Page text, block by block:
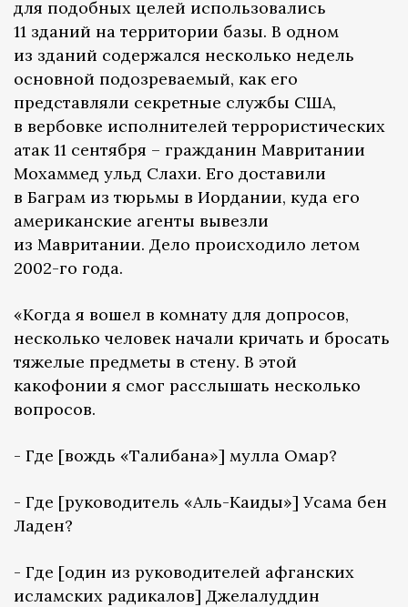
для подобных целей использовались
11 зданий на территории базы. В одном
из зданий содержался несколько недель
основной подозреваемый, как его
представляли секретные службы США,
в вербовке исполнителей террористических
атак 11 сентября – гражданин Мавритании
Мохаммед ульд Слахи. Его доставили
в Баграм из тюрьмы в Иордании, куда его
американские агенты вывезли
из Мавритании. Дело происходило летом
2002-го года.
«Когда я вошел в комнату для допросов,
несколько человек начали кричать и бросать
тяжелые предметы в стену. В этой
какофонии я смог расслышать несколько
вопросов.
- Где [вождь «Талибана»] мулла Омар?
- Где [руководитель «Аль-Каиды»] Усама бен
Ладен?
- Где [один из руководителей афганских
исламских радикалов] Джелалуддин